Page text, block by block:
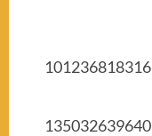
101236818316
135032639640